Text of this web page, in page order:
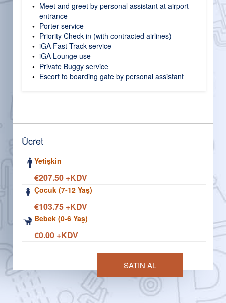
Meet and greet by personal assistant at airport
entrance
Porter service
Priority Check-in (with contracted airlines)
iGA Fast Track service
iGA Lounge use
Private Buggy service
Escort to boarding gate by personal assistant
Ücret
Yetişkin
€207.50 +KDV
Çocuk (7-12 Yaş)
€103.75 +KDV
Bebek (0-6 Yaş)
€0.00 +KDV
SATIN AL